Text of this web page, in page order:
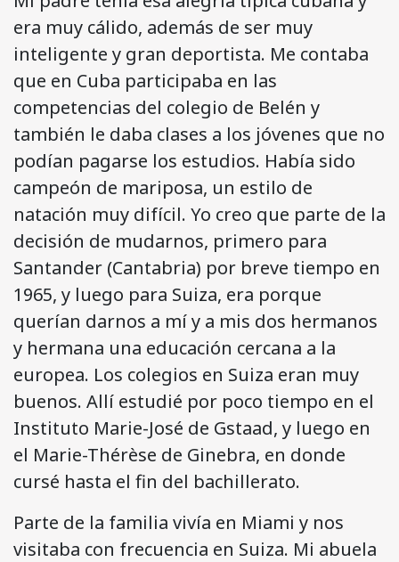
era muy cálido, además de ser muy
inteligente y gran deportista. Me contaba
que en Cuba participaba en las
competencias del colegio de Belén y
también le daba clases a los jóvenes que no
podían pagarse los estudios. Había sido
campeón de mariposa, un estilo de
natación muy difícil. Yo creo que parte de la
decisión de mudarnos, primero para
Santander (Cantabria) por breve tiempo en
1965, y luego para Suiza, era porque
querían darnos a mí y a mis dos hermanos
y hermana una educación cercana a la
europea. Los colegios en Suiza eran muy
buenos. Allí estudié por poco tiempo en el
Instituto Marie-José de Gstaad, y luego en
el Marie-Thérèse de Ginebra, en donde
cursé hasta el fin del bachillerato.
Parte de la familia vivía en Miami y nos
visitaba con frecuencia en Suiza. Mi abuela